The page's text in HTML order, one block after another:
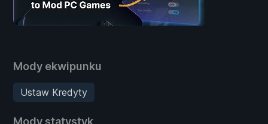
Mody ekwipunku
Ustaw Kredyty
Mody statystyk